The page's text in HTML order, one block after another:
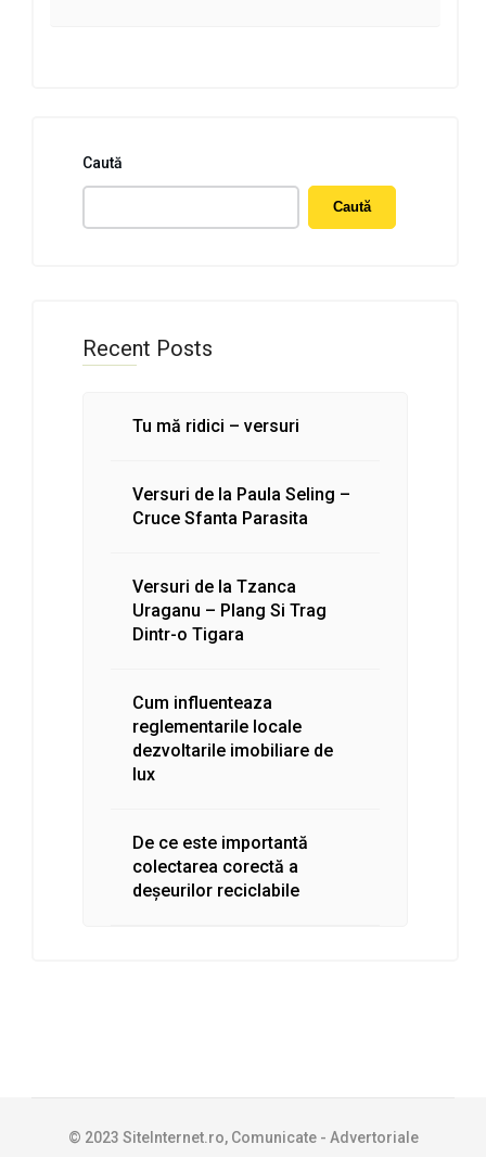
Caută
Caută
Recent Posts
Tu mă ridici – versuri
Versuri de la Paula Seling –
Cruce Sfanta Parasita
Versuri de la Tzanca
Uraganu – Plang Si Trag
Dintr-o Tigara
Cum influenteaza
reglementarile locale
dezvoltarile imobiliare de
lux
De ce este importantă
colectarea corectă a
deșeurilor reciclabile
© 2023 SiteInternet.ro, Comunicate - Advertoriale